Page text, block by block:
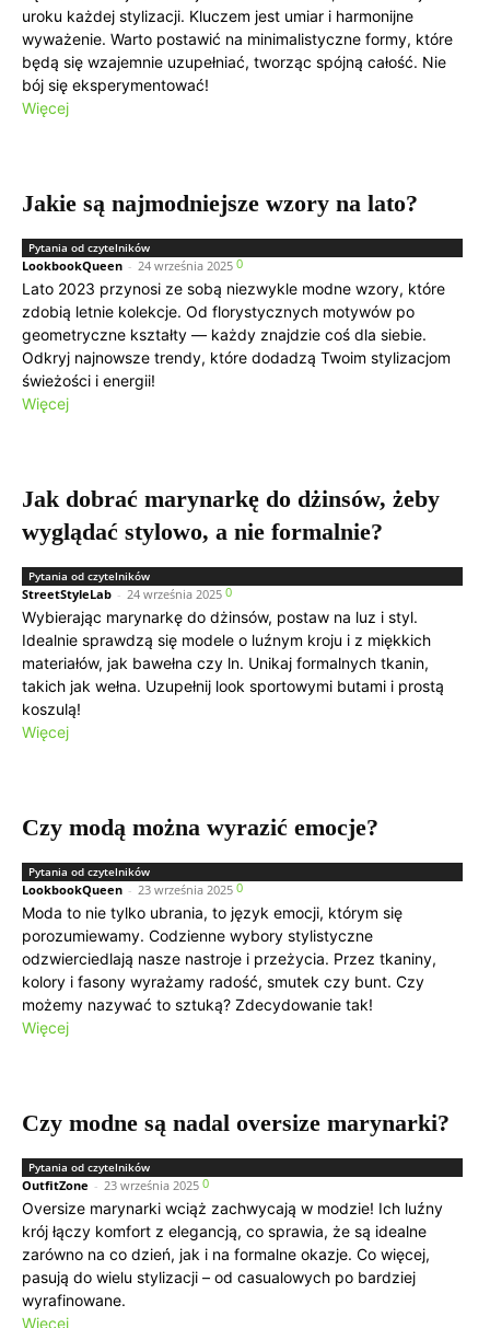
uroku każdej stylizacji. Kluczem jest umiar i harmonijne
wyważenie. Warto postawić na minimalistyczne formy, które
będą się wzajemnie uzupełniać, tworząc spójną całość. Nie
bój się eksperymentować!
Więcej
Jakie są najmodniejsze wzory na lato?
Pytania od czytelników
LookbookQueen - 24 września 2025 0
Lato 2023 przynosi ze sobą niezwykle modne wzory, które
zdobią letnie kolekcje. Od florystycznych motywów po
geometryczne kształty — każdy znajdzie coś dla siebie.
Odkryj najnowsze trendy, które dodadzą Twoim stylizacjom
świeżości i energii!
Więcej
Jak dobrać marynarkę do dżinsów, żeby
wyglądać stylowo, a nie formalnie?
Pytania od czytelników
StreetStyleLab - 24 września 2025 0
Wybierając marynarkę do dżinsów, postaw na luz i styl.
Idealnie sprawdzą się modele o luźnym kroju i z miękkich
materiałów, jak bawełna czy ln. Unikaj formalnych tkanin,
takich jak wełna. Uzupełnij look sportowymi butami i prostą
koszulą!
Więcej
Czy modą można wyrazić emocje?
Pytania od czytelników
LookbookQueen - 23 września 2025 0
Moda to nie tylko ubrania, to język emocji, którym się
porozumiewamy. Codzienne wybory stylistyczne
odzwierciedlają nasze nastroje i przeżycia. Przez tkaniny,
kolory i fasony wyrażamy radość, smutek czy bunt. Czy
możemy nazywać to sztuką? Zdecydowanie tak!
Więcej
Czy modne są nadal oversize marynarki?
Pytania od czytelników
OutfitZone - 23 września 2025 0
Oversize marynarki wciąż zachwycają w modzie! Ich luźny
krój łączy komfort z elegancją, co sprawia, że są idealne
zarówno na co dzień, jak i na formalne okazje. Co więcej,
pasują do wielu stylizacji – od casualowych po bardziej
wyrafinowane.
Więcej